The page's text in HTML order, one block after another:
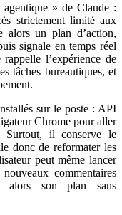
agentique » de Claude :
strictement limité aux
alors un plan d’action,
signale en temps réel
l’expérience de
tâches bureautiques, et
sur le poste : API
Chrome pour aller
Surtout, il conserve le
donc de reformater les
peut même lancer
commentaires
alors son plan sans